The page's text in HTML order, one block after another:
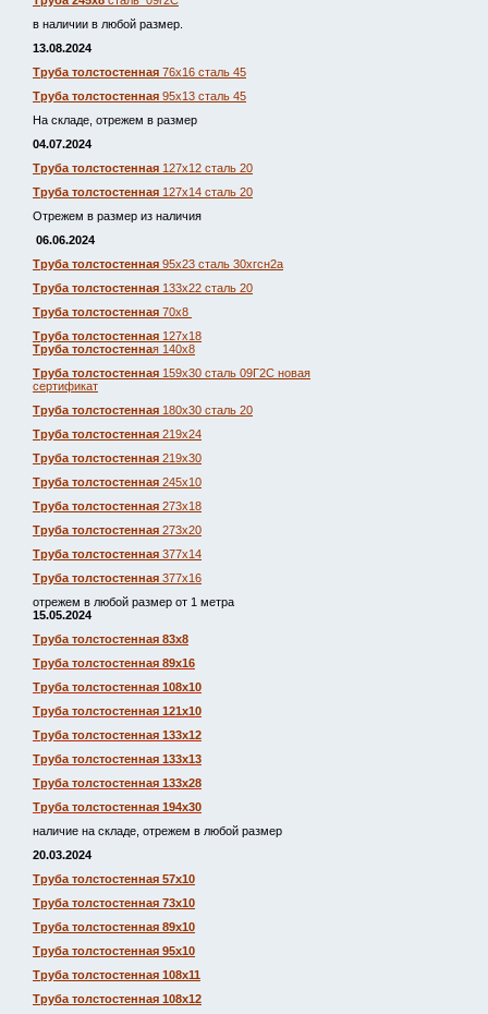
в наличии в любой размер.
13.08.2024
Труба толстостенная 76х16 сталь 45
Труба толстостенная 95х13 сталь 45
На складе, отрежем в размер
04.07.2024
Труба толстостенная 127х12 сталь 20
Труба толстостенная 127х14 сталь 20
Отрежем в размер из наличия
06.06.2024
Труба толстостенная 95х23 сталь 30хгсн2а
Труба толстостенная 133х22 сталь 20
Труба толстостенная 70х8
Труба толстостенная 127х18
Труба толстостенная 140х8
Труба толстостенная 159х30 сталь 09Г2С новая
сертификат
Труба толстостенная 180х30 сталь 20
Труба толстостенная 219х24
Труба толстостенная 219х30
Труба толстостенная 245х10
Труба толстостенная 273х18
Труба толстостенная 273х20
Труба толстостенная 377х14
Труба толстостенная 377х16
отрежем в любой размер от 1 метра
15.05.2024
Труба толстостенная 83х8
Труба толстостенная 89х16
Труба толстостенная 108х10
Труба толстостенная 121х10
Труба толстостенная 133х12
Труба толстостенная 133х13
Труба толстостенная 133х28
Труба толстостенная 194х30
наличие на складе, отрежем в любой размер
20.03.2024
Труба толстостенная 57х10
Труба толстостенная 73х10
Труба толстостенная 89х10
Труба толстостенная 95х10
Труба толстостенная 108х11
Труба толстостенная 108х12